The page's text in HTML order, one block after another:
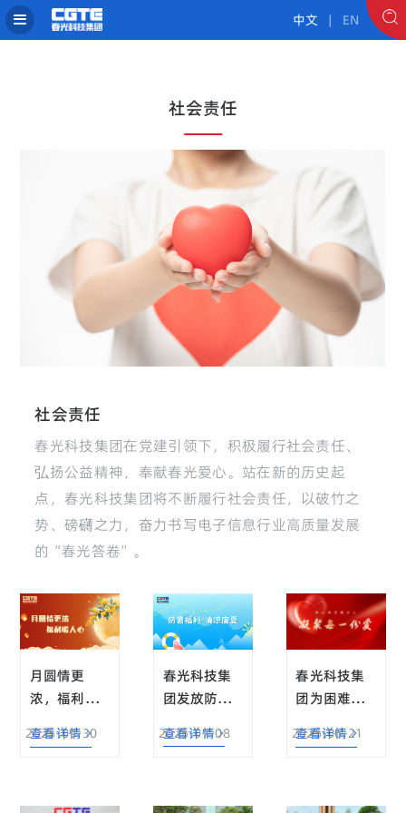
中文 | EN
社会责任
社会责任
春光科技集团在党建引领下，积极履行社会责任、
弘扬公益精神，奉献春光爱心。站在新的历史起
点，春光科技集团将不断履行社会责任，以破竹之
势、磅礴之力，奋力书写电子信息行业高质量发展
的“春光答卷”。
月圆情更
浓，福利暖
科技集团中
查看详情
2025-09-30
春光科技集
团发放防暑
员工清凉度
查看详情
2025-07-08
春光科技集
团为困难职
捐款
查看详情
2025-06-21